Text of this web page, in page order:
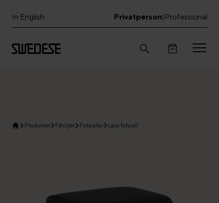
In English Privatperson| Professional
Produkter Fåtöljer Fotpallar Lazy fotpall